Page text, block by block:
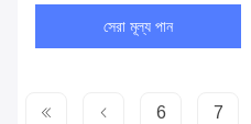
সেরা মূল্য পান
6 7